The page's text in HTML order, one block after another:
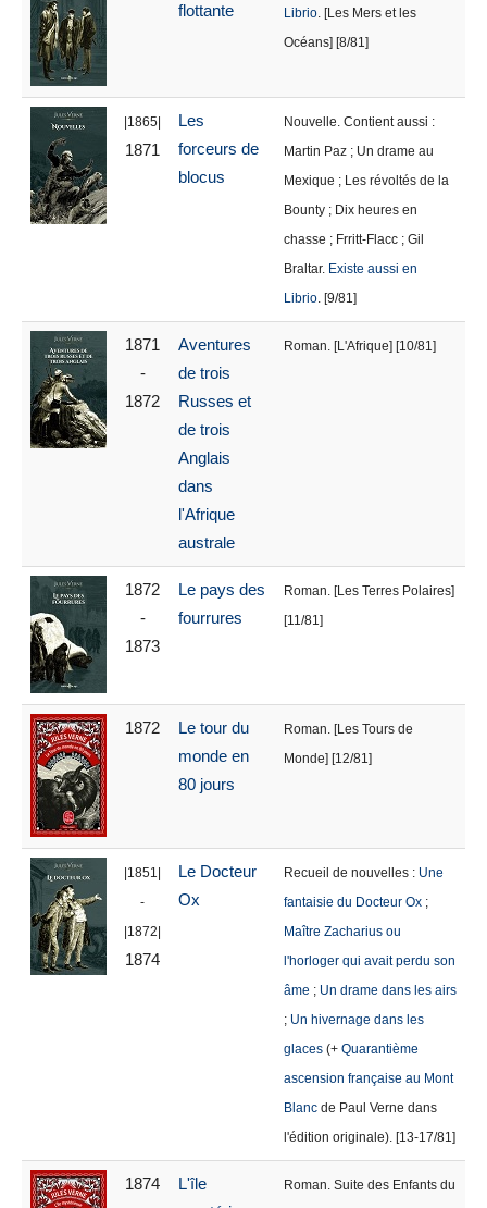
flottante
Librio. [Les Mers et les
Océans] [8/81]
|1865|
1871
Les
forceurs de
blocus
Nouvelle. Contient aussi :
Martin Paz ; Un drame au
Mexique ; Les révoltés de la
Bounty ; Dix heures en
chasse ; Frritt-Flacc ; Gil
Braltar. Existe aussi en
Librio. [9/81]
1871
-
1872
Aventures
de trois
Russes et
de trois
Anglais
dans
l'Afrique
australe
Roman. [L'Afrique] [10/81]
1872
-
1873
Le pays des
fourrures
Roman. [Les Terres Polaires]
[11/81]
1872
Le tour du
monde en
80 jours
Roman. [Les Tours de
Monde] [12/81]
|1851|
-
|1872|
1874
Le Docteur
Ox
Recueil de nouvelles : Une
fantaisie du Docteur Ox ;
Maître Zacharius ou
l'horloger qui avait perdu son
âme ; Un drame dans les airs
; Un hivernage dans les
glaces (+ Quarantième
ascension française au Mont
Blanc de Paul Verne dans
l'édition originale). [13-17/81]
1874
L'île
Roman. Suite des Enfants du